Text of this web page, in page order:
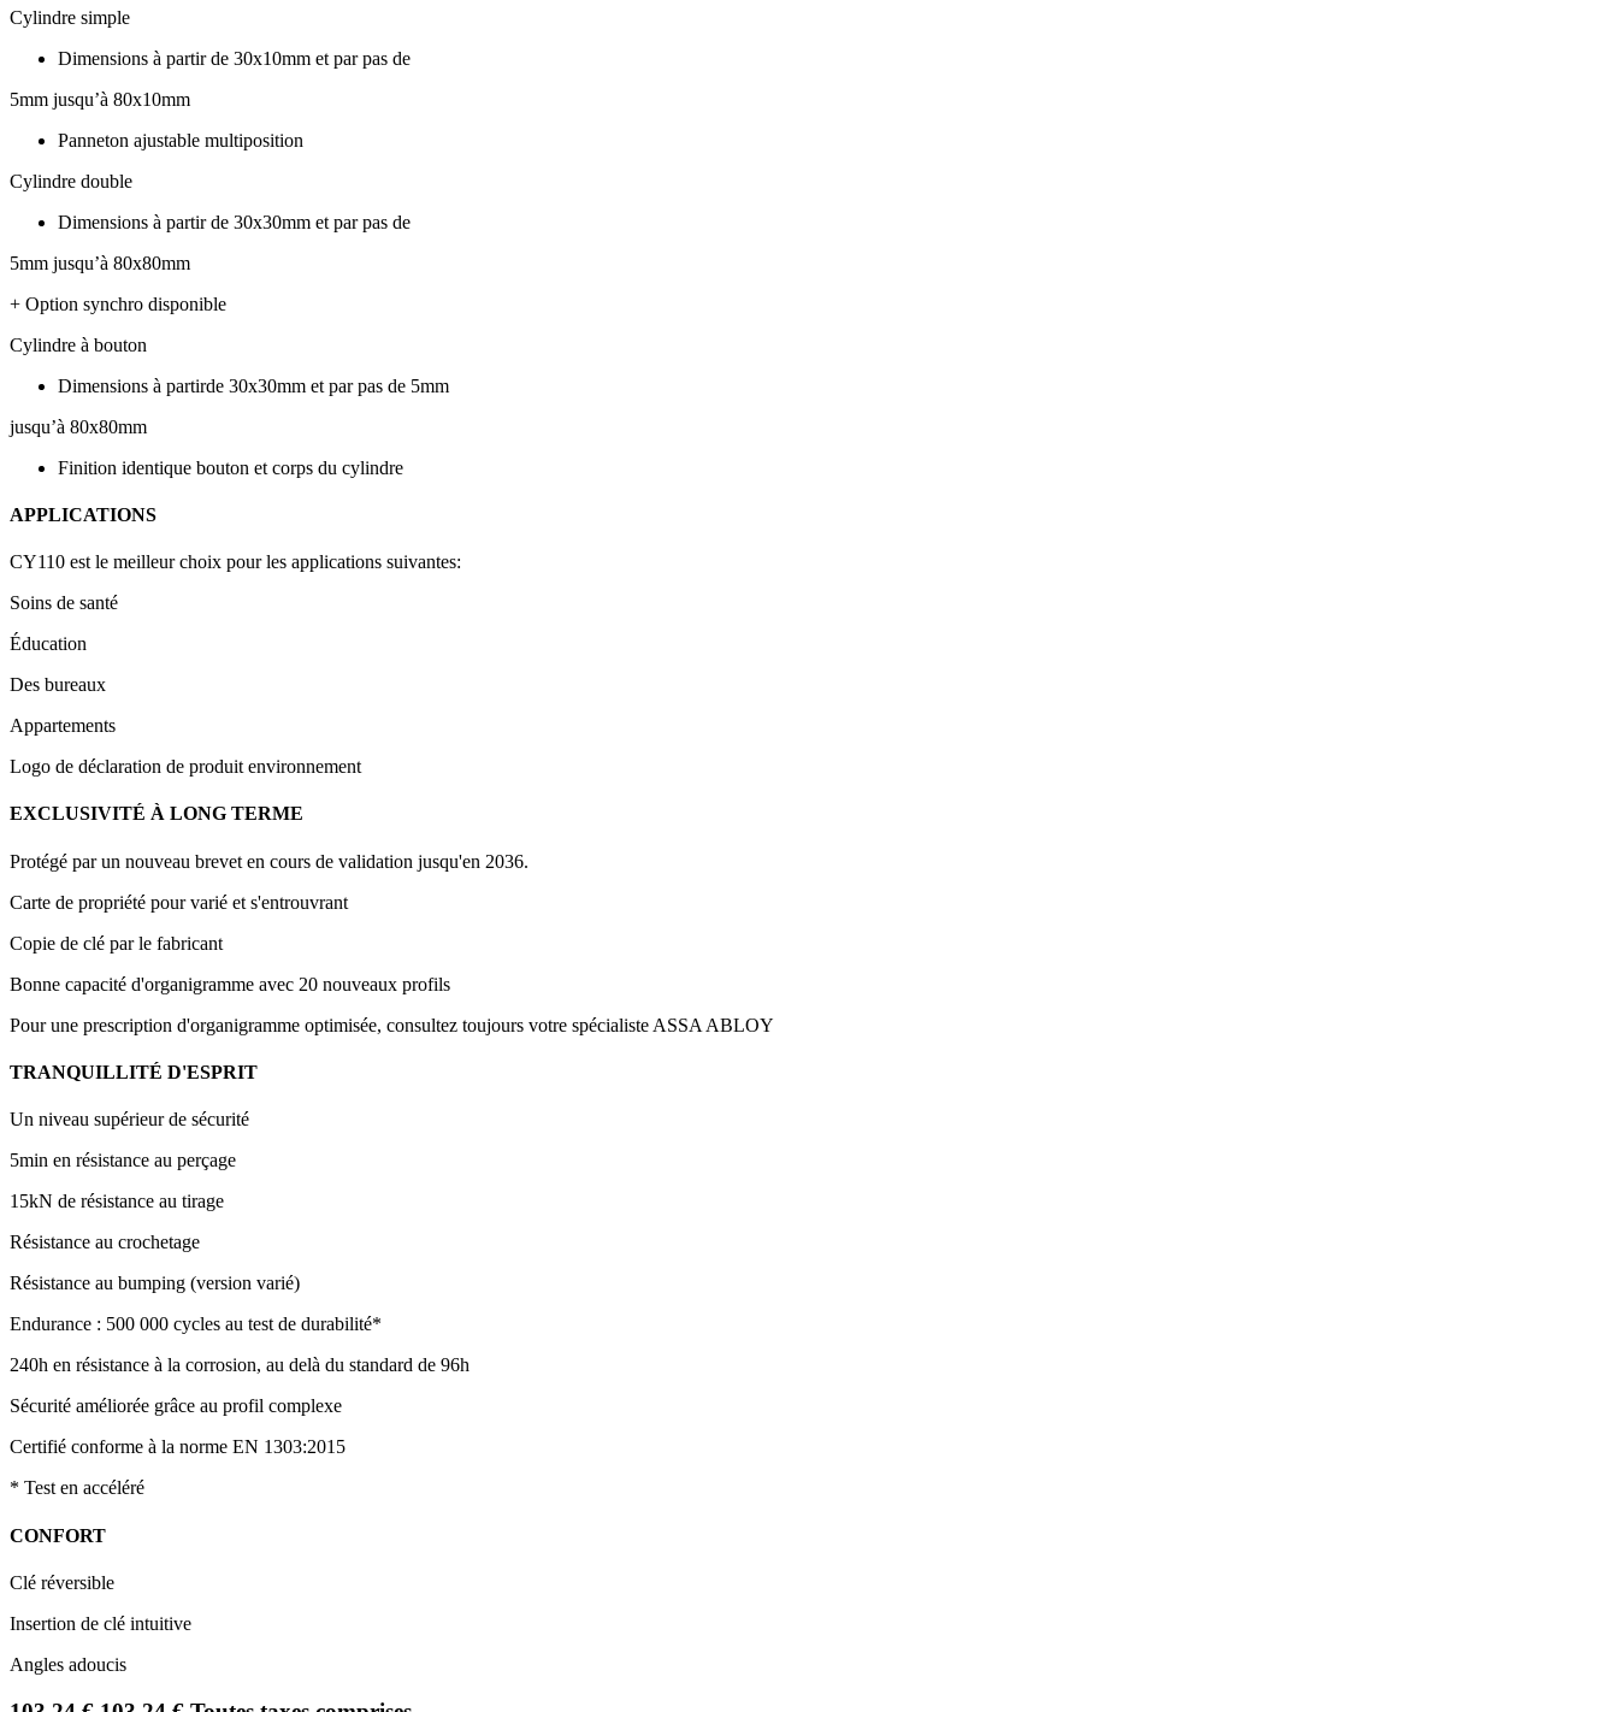
Cylindre simple
Dimensions à partir de 30x10mm et par pas de
5mm jusqu’à 80x10mm
Panneton ajustable multiposition
Cylindre double
Dimensions à partir de 30x30mm et par pas de
5mm jusqu’à 80x80mm
+ Option synchro disponible
Cylindre à bouton
Dimensions à partirde 30x30mm et par pas de 5mm
jusqu’à 80x80mm
Finition identique bouton et corps du cylindre
APPLICATIONS
CY110 est le meilleur choix pour les applications suivantes:
Soins de santé
Éducation
Des bureaux
Appartements
Logo de déclaration de produit environnement
EXCLUSIVITÉ À LONG TERME
Protégé par un nouveau brevet en cours de validation jusqu'en 2036.
Carte de propriété pour varié et s'entrouvrant
Copie de clé par le fabricant
Bonne capacité d'organigramme avec 20 nouveaux profils
Pour une prescription d'organigramme optimisée, consultez toujours votre spécialiste ASSA ABLOY
TRANQUILLITÉ D'ESPRIT
Un niveau supérieur de sécurité
5min en résistance au perçage
15kN de résistance au tirage
Résistance au crochetage
Résistance au bumping (version varié)
Endurance : 500 000 cycles au test de durabilité*
240h en résistance à la corrosion, au delà du standard de 96h
Sécurité améliorée grâce au profil complexe
Certifié conforme à la norme EN 1303:2015
* Test en accéléré
CONFORT
Clé réversible
Insertion de clé intuitive
Angles adoucis